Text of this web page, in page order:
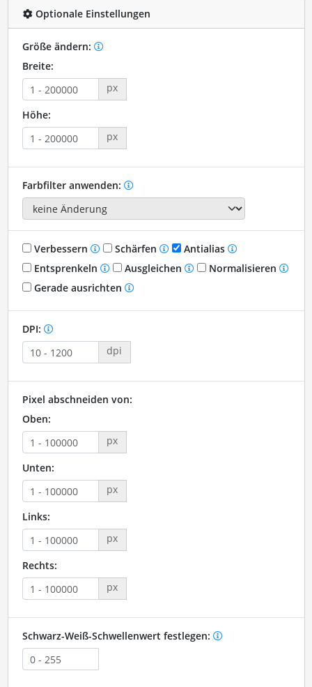
Optionale Einstellungen
Größe ändern:
Breite:
px
Höhe:
px
Farbfilter anwenden:
Verbessern Schärfen
Antialias
Entsprenkeln
Ausgleichen
Normalisieren
Gerade ausrichten
DPI:
dpi
Pixel abschneiden von:
Oben:
px
Unten:
px
Links:
px
Rechts:
px
Schwarz-Weiß-Schwellenwert festlegen: